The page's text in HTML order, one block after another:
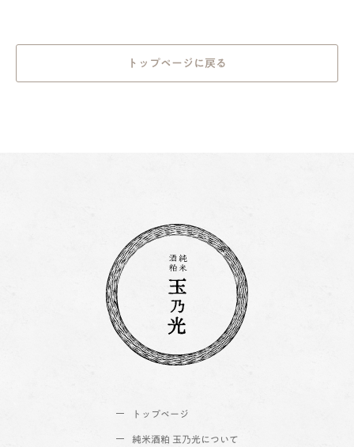
トップページに戻る
トップページ
純米酒粕 玉乃光について